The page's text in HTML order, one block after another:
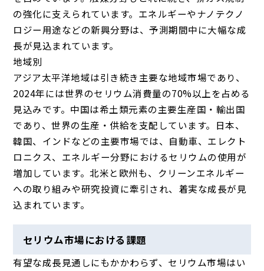
の強化に支えられています。エネルギーやナノテクノ
ロジー用途などの新興分野は、予測期間中に大幅な成
長が見込まれています。
地域別
アジア太平洋地域は引き続き主要な地域市場であり、
2024年には世界のセリウム消費量の70%以上を占める
見込みです。中国は希土類元素の主要生産国・輸出国
であり、世界の生産・供給を支配しています。日本、
韓国、インドなどの主要市場では、自動車、エレクト
ロニクス、エネルギー分野におけるセリウムの使用が
増加しています。北米と欧州も、クリーンエネルギー
への取り組みや研究投資に牽引され、着実な成長が見
込まれています。
セリウム市場における課題
有望な成長見通しにもかかわらず、セリウム市場はい